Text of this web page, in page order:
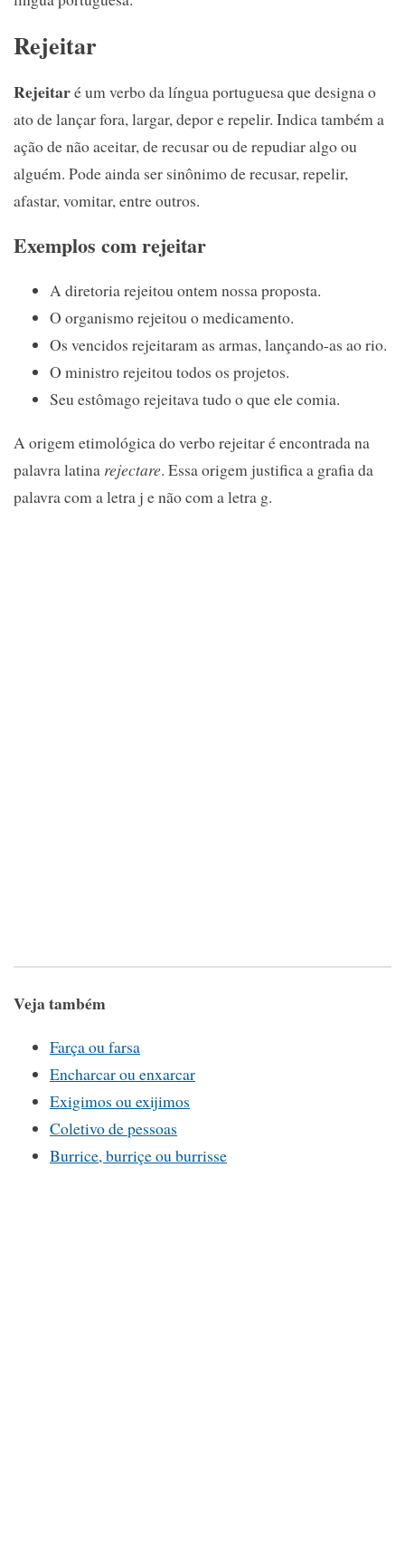
Rejeitar
Rejeitaré um verbo da língua portuguesa que designa o
ato de lançar fora, largar, depor e repelir. Indica também a
ação de não aceitar, de recusar ou de repudiar algo ou
alguém. Pode ainda ser sinônimo de recusar, repelir,
afastar, vomitar, entre outros.
Exemplos com rejeitar
A diretoria rejeitou ontem nossa proposta.
O organismo rejeitou o medicamento.
Os vencidos rejeitaram as armas, lançando-as ao rio.
O ministro rejeitou todos os projetos.
Seu estômago rejeitava tudo o que ele comia.
A origem etimológica do verbo rejeitar é encontrada na
palavra latina rejectare. Essa origem justifica a grafia da
palavra com a letra j e não com a letra g.
Veja também
Farça ou farsa
Encharcar ou enxarcar
Exigimos ou exijimos
Coletivo de pessoas
Burrice, burriçe ou burrisse